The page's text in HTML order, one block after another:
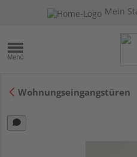
Mein
Wohnungseingangstüren